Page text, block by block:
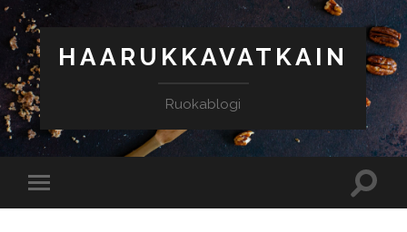
HAARUKKAVATKAIN
Ruokablogi